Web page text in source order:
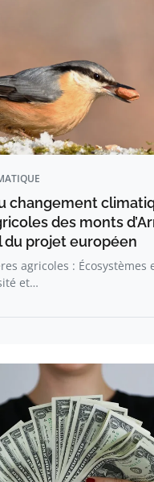
changement
des monts
du projet européen
agricoles : Écosystèmes
et…